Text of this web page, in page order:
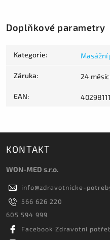
Doplňkové parametry
Kategorie: Masážní
Záruka: 24
EAN:
KONTAKT
WON-MED s.r.o.
info@zdravotnicke-
566 626 220
605 594 999
Facebook Zdravotní